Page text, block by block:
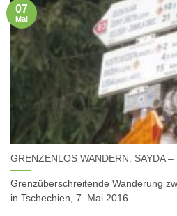
GRENZENLOS WANDERN: SAYDA –
Grenzüberschreitende Wanderung
in Tschechien, 7. Mai 2016
07
Mai